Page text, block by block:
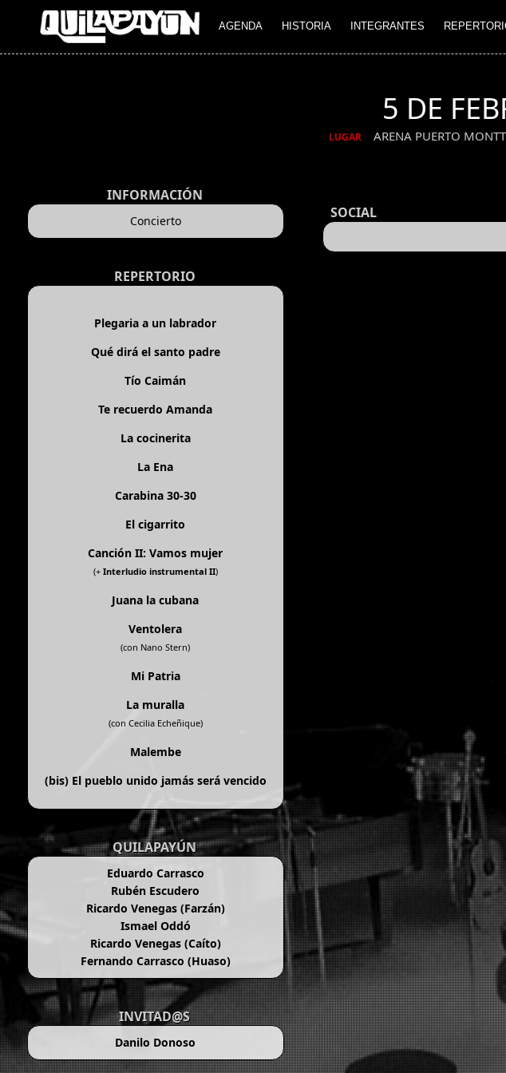
AGENDA HISTORIA INTEGRANTES
5 DE
LUGAR ARENA PUERTO MONTT
INFORMACIÓN
Concierto
REPERTORIO
Plegaria a un labrador
Qué dirá el santo padre
Tío Caimán
Te recuerdo Amanda
La cocinerita
La Ena
Carabina 30-30
El cigarrito
Canción II: Vamos mujer
(+ Interludio instrumental II)
Juana la cubana
Ventolera
(con Nano Stern)
Mi Patria
La muralla
(con Cecilia Echeñique)
Malembe
(bis) El pueblo unido jamás será vencido
QUILAPAYÚN
Eduardo Carrasco
Rubén Escudero
Ricardo Venegas (Farzán)
Ismael Oddó
Ricardo Venegas (Caíto)
Fernando Carrasco (Huaso)
INVITAD@S
Danilo Donoso
SOCIAL